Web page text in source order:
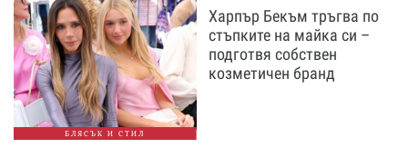
БЛЯСЪК И СТИЛ
Харпър Бекъм тръгва по
стъпките на майка си –
подготвя собствен
козметичен бранд